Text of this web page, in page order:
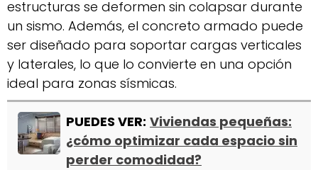
estructuras se deformen sin colapsar durante
un sismo. Además, el concreto armado puede
ser diseñado para soportar cargas verticales
y laterales, lo que lo convierte en una opción
ideal para zonas sísmicas.
PUEDES VER: Viviendas pequeñas:
¿cómo optimizar cada espacio sin
perder comodidad?